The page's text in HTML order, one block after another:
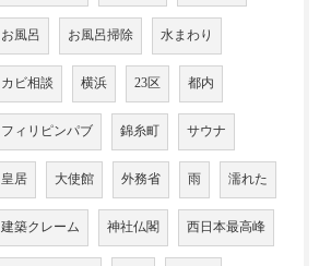
お風呂 お風呂掃除 水まわり
カビ相談 横浜 23区 都内
フィリピンパブ 錦糸町 サウナ
皇居 大使館 外務省 雨 濡れた
建築クレーム 神社仏閣 西日本最高峰